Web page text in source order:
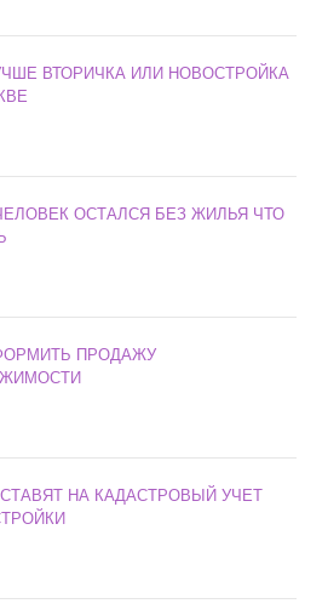
ВТОРИЧКА ИЛИ НОВОСТРОЙКА
ОСТАЛСЯ БЕЗ ЖИЛЬЯ ЧТО
ПРОДАЖУ
НА КАДАСТРОВЫЙ УЧЕТ